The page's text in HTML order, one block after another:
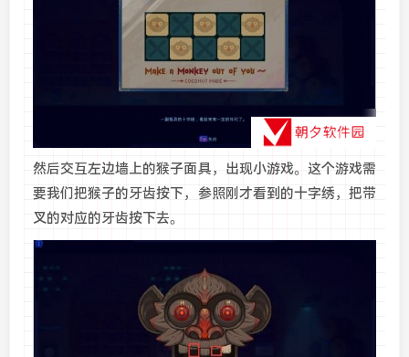
然后交互左边墙上的猴子面具，出现小游戏。这个游戏需
要我们把猴子的牙齿按下，参照刚才看到的十字绣，把带
叉的对应的牙齿按下去。